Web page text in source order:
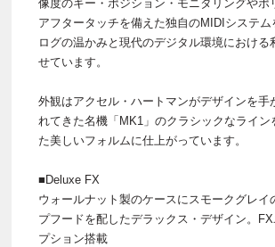
像度のキー・ポジション・モニタリングやポ
アフタータッチを備えた独自のMIDIシステム
ログの温かみと現代のデジタル環境における
せています。
外観はアクセル・ハートマンがデザインを手
れてきた名機「MK1」のクラシックなライン
た美しいフォルムに仕上がっています。
■Deluxe FX
ウォールナット製のケースにスモークグレイ
プフードを配したデラックス・デザイン。
プション搭載